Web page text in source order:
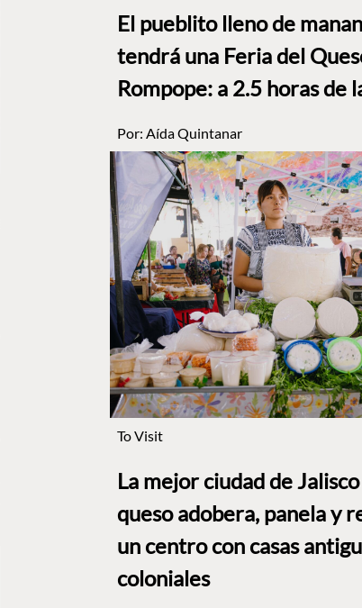
El pueblito lleno de
tendrá una Feria del
Rompope: a 2.5 horas de
Por: Aída Quintanar
To Visit
La mejor ciudad de
queso adobera, panela y
un centro con casas
coloniales